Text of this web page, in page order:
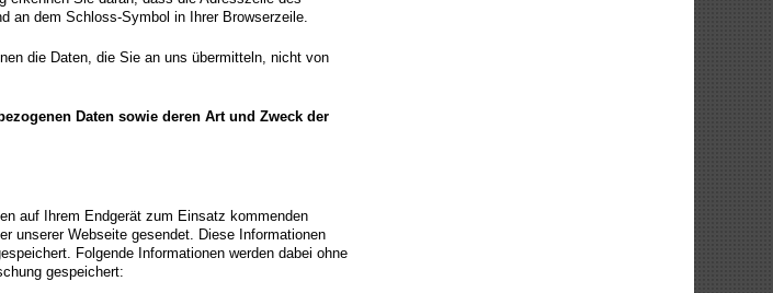
an dem Schloss-Symbol in Ihrer Browserzeile.
die Daten, die Sie an uns übermitteln, nicht von
Daten sowie deren Art und Zweck der
auf Ihrem Endgerät zum Einsatz kommenden
unserer Webseite gesendet. Diese Informationen
Folgende Informationen werden dabei ohne
gespeichert: